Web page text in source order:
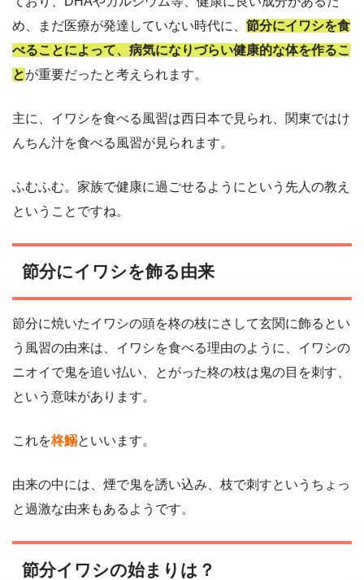
め、まだ医療が発達していない時代に、 節分にイワシを食
べることによって、病気になりづらい健康的な体を作るこ
とが重要だったと考えられます。
主に、イワシを食べる風習は西日本で見られ、関東ではけ
んちん汁を食べる風習が見られます。
ふむふむ。家族で健康に過ごせるようにという先人の教え
ということですね。
節分にイワシを飾る由来
節分に焼いたイワシの頭を柊の枝にさして玄関に飾るとい
う風習の由来は、イワシを食べる理由のように、イワシの
ニオイで鬼を追い払い、とがった柊の枝は鬼の目を刺す、
という意味があります。
これを柊鰯といいます。
由来の中には、煙で鬼を誘い込み、枝で刺すというちょっ
と過激な由来もあるようです。
節分イワシの始まりは？